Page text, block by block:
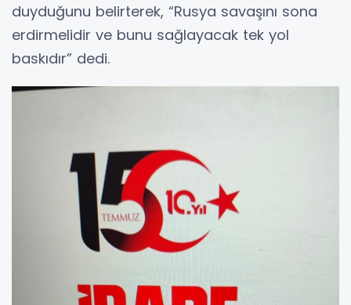
duyduğunu belirterek, “Rusya savaşını sona
erdirmelidir ve bunu sağlayacak tek yol
baskıdır” dedi.